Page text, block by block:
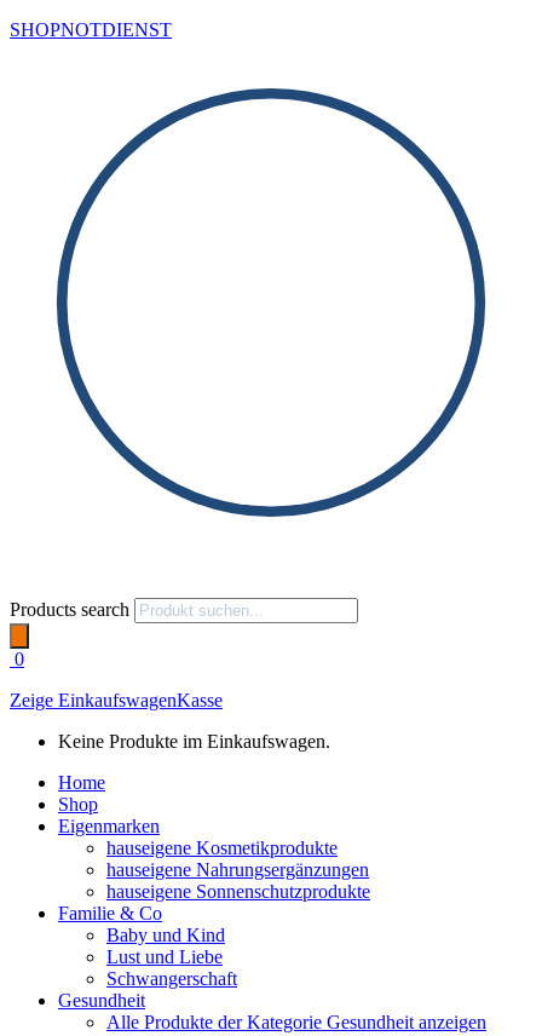
SHOPNOTDIENST
Products search
0
Zeige EinkaufswagenKasse
Keine Produkte im Einkaufswagen.
Home
Shop
Eigenmarken
hauseigene Kosmetikprodukte
hauseigene Nahrungsergänzungen
hauseigene Sonnenschutzprodukte
Familie & Co
Baby und Kind
Lust und Liebe
Schwangerschaft
Gesundheit
Alle Produkte der Kategorie Gesundheit anzeigen